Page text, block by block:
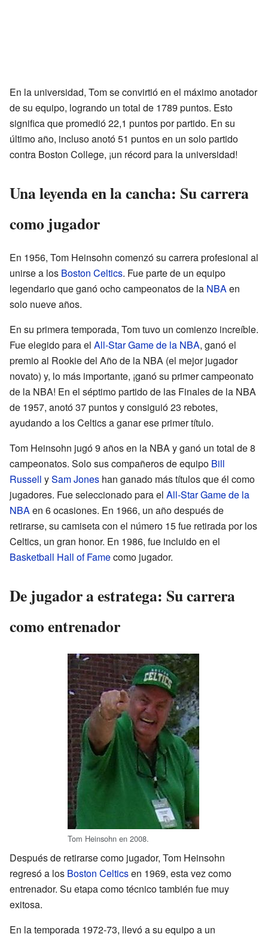
En la universidad, Tom se convirtió en el máximo anotador
de su equipo, logrando un total de 1789 puntos. Esto
significa que promedió 22,1 puntos por partido. En su
último año, incluso anotó 51 puntos en un solo partido
contra Boston College, ¡un récord para la universidad!
Una leyenda en la cancha: Su carrera
como jugador
En 1956, Tom Heinsohn comenzó su carrera profesional al
unirse a los Boston Celtics. Fue parte de un equipo
legendario que ganó ocho campeonatos de la NBAen
solo nueve años.
En su primera temporada, Tom tuvo un comienzo increíble.
Fue elegido para el All-Star Game de la NBA, ganó el
premio al Rookie del Año de la NBA (el mejor jugador
novato) y, lo más importante, ¡ganó su primer campeonato
de la NBA! En el séptimo partido de las Finales de la NBA
de 1957, anotó 37 puntos y consiguió 23 rebotes,
ayudando a los Celtics a ganar ese primer título.
Tom Heinsohn jugó 9 años en la NBA y ganó un total de 8
campeonatos. Solo sus compañeros de equipo Bill
Russell ySam Jones han ganado más títulos que él como
jugadores. Fue seleccionado para el All-Star Game de la
NBAen 6 ocasiones. En 1966, un año después de
retirarse, su camiseta con el número 15 fue retirada por los
Celtics, un gran honor. En 1986, fue incluido en el
Basketball Hall of Famecomo jugador.
De jugador a estratega: Su carrera
como entrenador
Tom Heinsohn en 2008.
Después de retirarse como jugador, Tom Heinsohn
regresó a los Boston Celticsen 1969, esta vez como
entrenador. Su etapa como técnico también fue muy
exitosa.
En la temporada 1972-73, llevó a su equipo a un